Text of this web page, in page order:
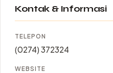
Kontak & Informasi
TELEPON
(0274) 372324
WEBSITE